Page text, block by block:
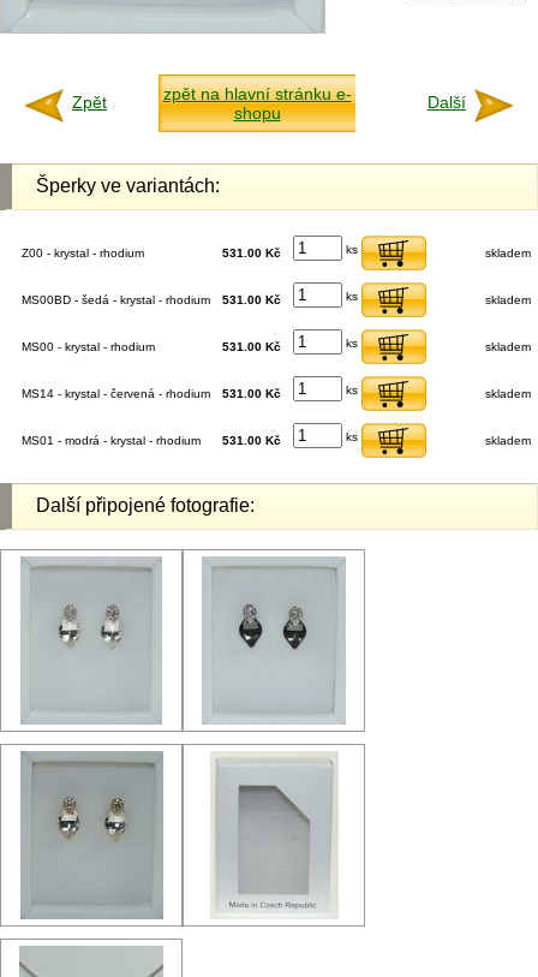
Zpět
zpět na hlavní stránku e-
shopu
Další
Šperky ve variantách:
Z00 - krystal - rhodium 531.00 Kč ks skladem
MS00BD - šedá - krystal - rhodium 531.00 Kč ks skladem
MS00 - krystal - rhodium 531.00 Kč ks skladem
MS14 - krystal - červená - rhodium 531.00 Kč ks skladem
MS01 - modrá - krystal - rhodium 531.00 Kč ks skladem
Další připojené fotografie: